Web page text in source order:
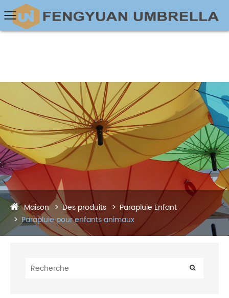
Maison Des produits
Parapluie Enfant
Parapluie pour enfants animaux